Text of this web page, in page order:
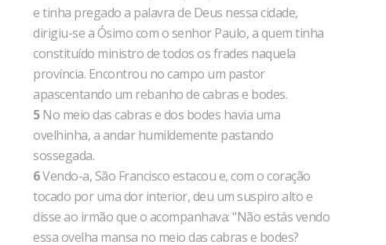
e tinha pregado a palavra de Deus nessa cidade,
dirigiu-se a Ósimo com o senhor Paulo, a quem tinha
constituído ministro de todos os frades naquela
província. Encontrou no campo um pastor
apascentando um rebanho de cabras e bodes.
5No meio das cabras e dos bodes havia uma
ovelhinha, a andar humildemente pastando
sossegada.
6Vendo-a, São Francisco estacou e, com o coração
tocado por uma dor interior, deu um suspiro alto e
disse ao irmão que o acompanhava: “Não estás vendo
essa ovelha mansa no meio das cabras e bodes?